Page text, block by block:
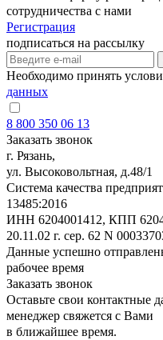
сотрудничества с нами
Регистрация
подписаться на рассылку
Необходимо принять
данных
8 800 350 06 13
Заказать звонок
г. Рязань,
ул. Высоковольтная, д.48/1
Система качества
13485:2016
ИНН 6204001412, КПП
20.11.02 г. сер. 62 N
Данные успешно
рабочее время
Заказать звонок
Оставьте свои контактные
менеджер свяжется с Вами
в ближайшее время.